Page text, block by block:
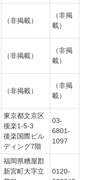
（非掲載）
（非掲
載）
（非掲載）
（非掲
載）
（非掲載）
（非掲
載）
東京都文京区
後楽1-5-3
後楽国際ビル
ディング7階
03-
6801-
1097
福岡県糟屋郡
新宮町大字立
0120-